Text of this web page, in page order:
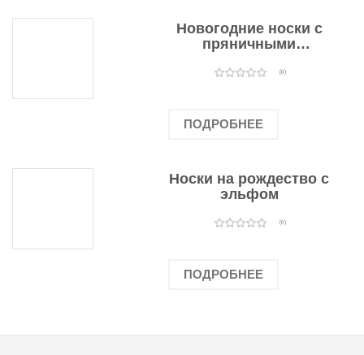
Новогодние носки с
пряничными
(0)
ПОДРОБНЕЕ
Носки на рождество с
эльфом
(0)
ПОДРОБНЕЕ